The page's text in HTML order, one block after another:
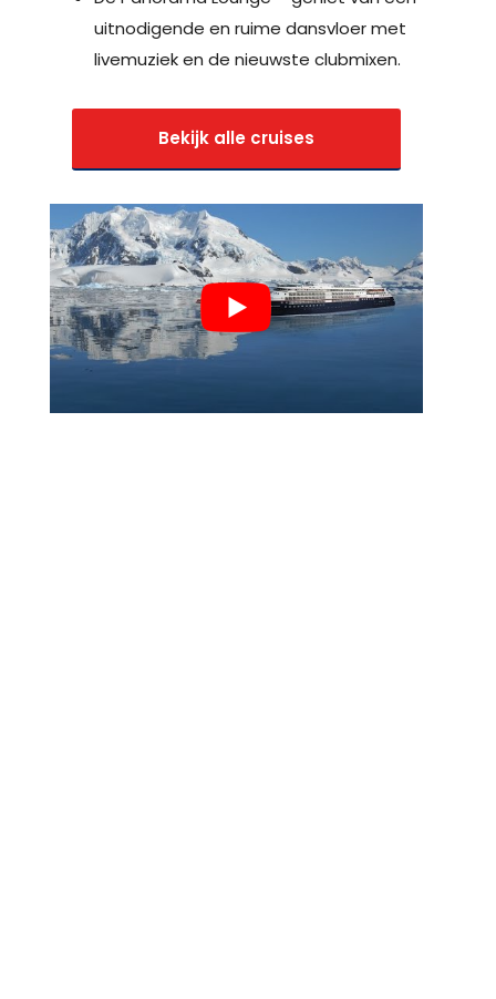
uitnodigende en ruime dansvloer met
livemuziek en de nieuwste clubmixen.
Bekijk alle cruises